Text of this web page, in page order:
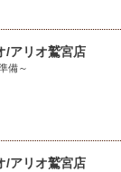
/アリオ鷲宮店
備～
/アリオ鷲宮店